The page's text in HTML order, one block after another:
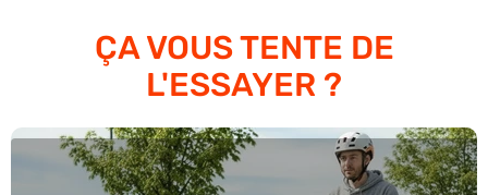
ÇA VOUS TENTE DE
L'ESSAYER ?